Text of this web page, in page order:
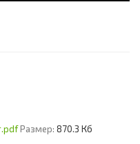
Размер: 870.3 Кб